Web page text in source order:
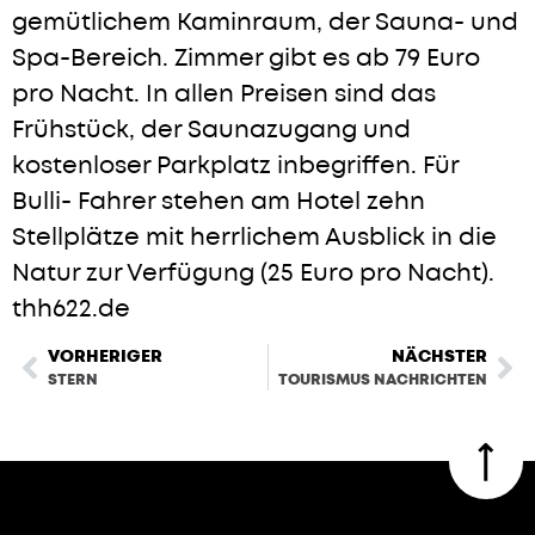
gemütlichem Kaminraum, der Sauna- und
Spa-Bereich. Zimmer gibt es ab 79 Euro
pro Nacht. In allen Preisen sind das
Frühstück, der Saunazugang und
kostenloser Parkplatz inbegriffen. Für
Bulli- Fahrer stehen am Hotel zehn
Stellplätze mit herrlichem Ausblick in die
Natur zur Verfügung (25 Euro pro Nacht).
thh622.de
VORHERIGER
STERN
NÄCHSTER
TOURISMUS NACHRICHTEN